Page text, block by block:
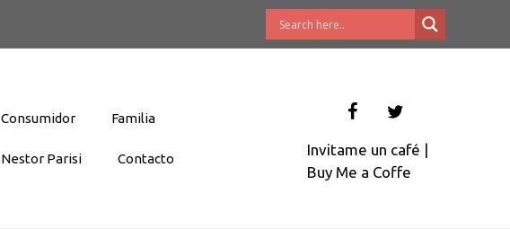
Consumidor Familia
Nestor Parisi Contacto
Invitame un café |
Buy Me a Coffe